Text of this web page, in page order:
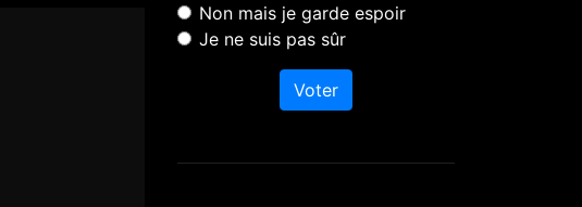
Non mais je garde espoir
Je ne suis pas sûr
Voter